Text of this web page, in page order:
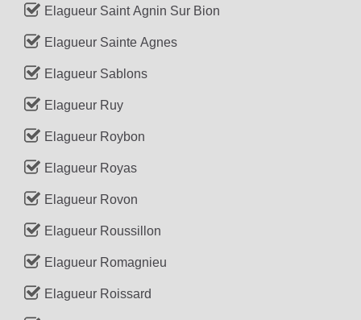
Elagueur Saint Agnin Sur Bion
Elagueur Sainte Agnes
Elagueur Sablons
Elagueur Ruy
Elagueur Roybon
Elagueur Royas
Elagueur Rovon
Elagueur Roussillon
Elagueur Romagnieu
Elagueur Roissard